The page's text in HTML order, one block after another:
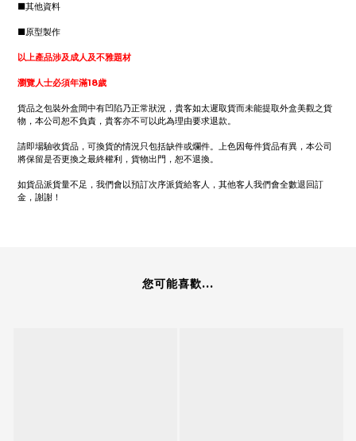
■其他資料
■原型製作
以上產品涉及成人及不雅題材
瀏覽人士必須年滿18歲
貨品之包裝外盒間中有凹陷乃正常狀況，貴客如太遲取貨而未能提取外盒美觀之貨
物，本公司恕不負責，貴客亦不可以此為理由要求退款。
請即場驗收貨品，可換貨的情況只包括缺件或爛件。上色因每件貨品有異，本公司
將保留是否更換之最終權利，貨物出門，恕不退換。
如貨品派貨量不足，我們會以預訂次序派貨給客人，其他客人我們會全數退回訂
金，謝謝！
您可能喜歡...